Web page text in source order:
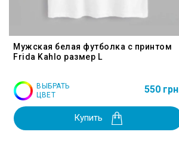
Мужская белая футболка с принтом
Frida Kahlo размер L
ВЫБРАТЬ
ЦВЕТ
550 грн
Купить